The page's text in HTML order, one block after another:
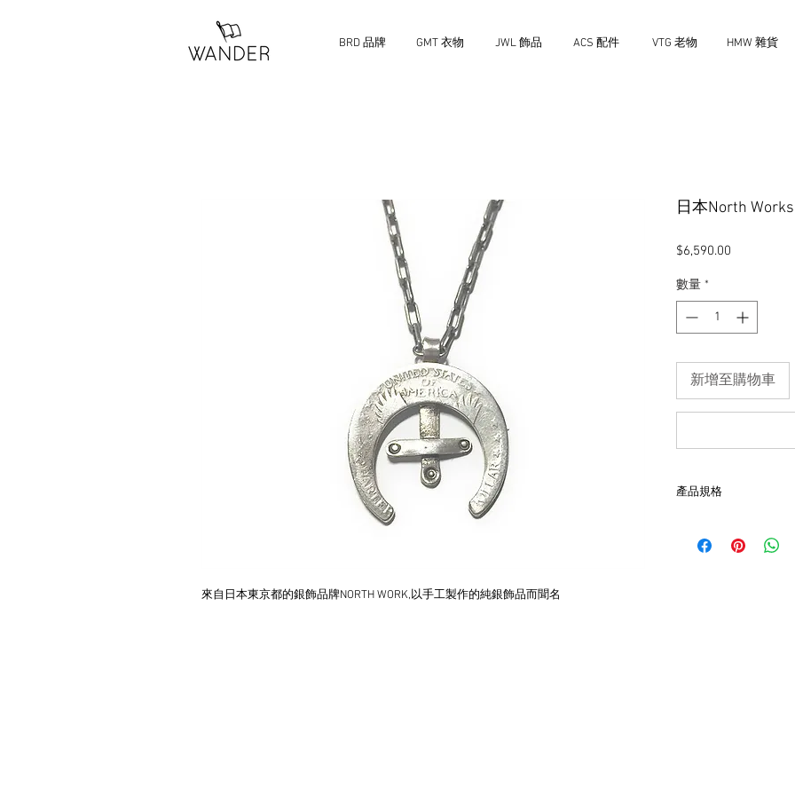
BRD 品牌 GMT 衣物 JWL 飾品 ACS 配件 VTG 老物 HMW 雜貨
來自日本東京都的銀飾品牌NORTH WORK,以手工製作的純銀飾品而聞名
日本North
$6,590.00
數量 *
新增至購物車
產品規格
- 含North Works 2mm